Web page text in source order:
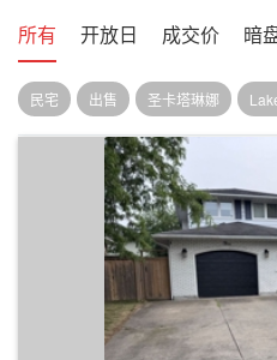
所有 开放日 成交价 暗
民宅 出售 圣卡塔琳娜